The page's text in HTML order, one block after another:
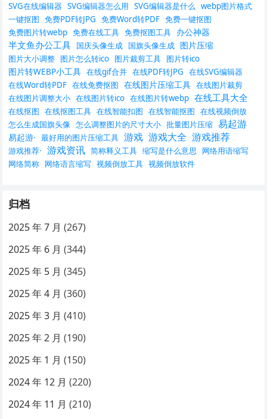
SVG在线编辑器 SVG编辑器怎么用 SVG编辑器是什么 webp图片格式
一键抠图 免费PDF转JPG 免费Word转PDF 免费一键抠图
免费图片转webp 免费在线工具 免费抠图工具 办公神器
半文鱼办公工具 国庆头像生成 国旗头像生成 图片压缩
图片大小调整 图片怎么转ico 图片裁剪工具 图片转ico
图片转WEBP小工具 在线gif合并 在线PDF转JPG 在线SVG编辑器
在线Word转PDF 在线免费抠图 在线图片压缩工具 在线图片裁剪
在线图片调整大小 在线图片转ico 在线图片转webp 在线工具大全
在线抠图 在线抠图工具 在线智能扣图 在线智能抠图 在线视频倒放
怎么生成国旗头像 怎么调整图片的尺寸大小 批量图片压缩 易起游
易起游· 最好用的图片压缩工具 游戏 游戏大全 游戏推荐
游戏推荐· 游戏资讯 简称释义工具 缩写是什么意思
网络用语缩写
网络简称 网络语言缩写 视频倒放工具 视频倒放软件
归档
2025 年 7 月 (267)
2025 年 6 月 (344)
2025 年 5 月 (345)
2025 年 4 月 (360)
2025 年 3 月 (410)
2025 年 2 月 (190)
2025 年 1 月 (150)
2024 年 12 月 (220)
2024 年 11 月 (210)